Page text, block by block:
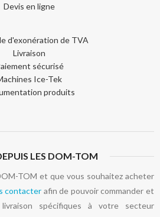
Devis en ligne
d'exonération de TVA
Livraison
sécurisé
Ice-Tek
produits
LES DOM-TOM
TOM et que vous souhaitez acheter
contacter afin de pouvoir commander et
spécifiques à votre secteur